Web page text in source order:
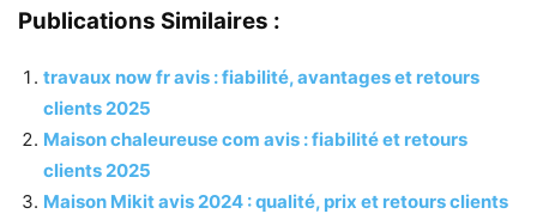
Publications Similaires :
travaux now fr avis : fiabilité, avantages et retours
clients 2025
Maison chaleureuse com avis : fiabilité et retours
clients 2025
Maison Mikit avis 2024 : qualité, prix et retours clients